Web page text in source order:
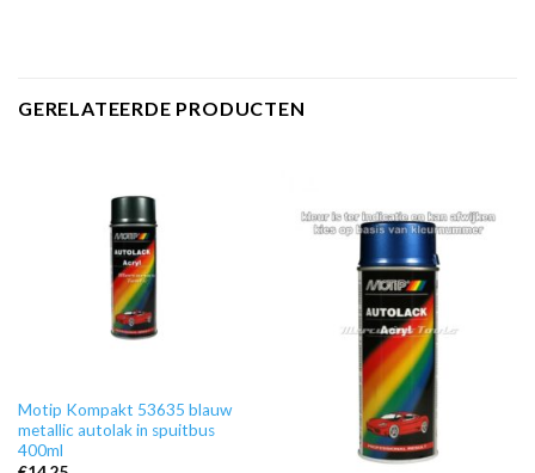
GERELATEERDE PRODUCTEN
Motip Kompakt 53635 blauw
metallic autolak in spuitbus
400ml